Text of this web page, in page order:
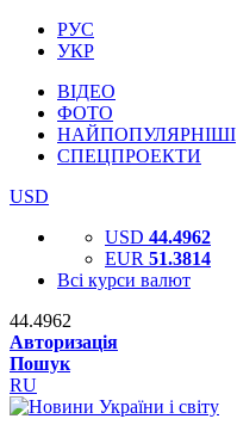
РУС
УКР
ВІДЕО
ФОТО
НАЙПОПУЛЯРНІШІ
СПЕЦПРОЕКТИ
USD
USD 44.4962
EUR 51.3814
Всі курси валют
44.4962
Авторизація
Пошук
RU